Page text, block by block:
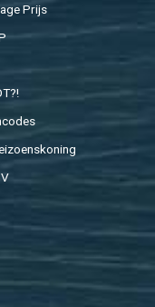
Prijs